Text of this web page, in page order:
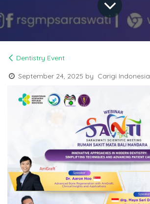
Dentistry Event
September 24, 2025 by Carigi Indonesia